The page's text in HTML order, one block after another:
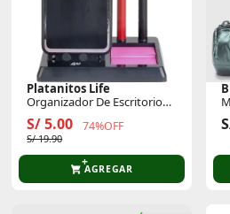
Platanitos Life
Organizador De Escritorio
885
S/ 5.00 74%OFF
S/ 19.90
AGREGAR